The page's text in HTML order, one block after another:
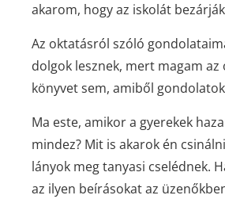
akarom, hogy az iskolát
Az oktatásról szóló
dolgok lesznek, mert magam
könyvet sem, amiből
Ma este, amikor a gyerekek
mindez? Mit is akarok én
lányok meg tanyasi cselédnek.
az ilyen beírásokat az